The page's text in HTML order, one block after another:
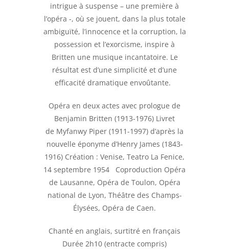
intrigue à suspense – une première à
l’opéra -, où se jouent, dans la plus totale
ambiguïté, l’innocence et la corruption, la
possession et l’exorcisme, inspire à
Britten une musique incantatoire. Le
résultat est d’une simplicité et d’une
efficacité dramatique envoûtante.
Opéra en deux actes avec prologue de
Benjamin Britten (1913-1976) Livret
de Myfanwy Piper (1911-1997) d’après la
nouvelle éponyme d’Henry James (1843-
1916) Création : Venise, Teatro La Fenice,
14 septembre 1954 Coproduction Opéra
de Lausanne, Opéra de Toulon, Opéra
national de Lyon, Théâtre des Champs-
Élysées, Opéra de Caen.
Chanté en anglais, surtitré en français
Durée 2h10 (entracte compris)